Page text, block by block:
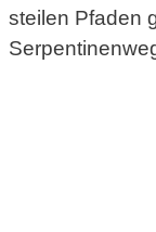
steilen Pfaden